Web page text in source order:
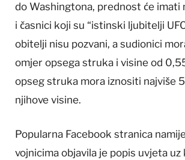
do Washingtona, prednost će imati
i časnici koji su “istinski ljubitelji
obitelji nisu pozvani, a sudionici
omjer opsega struka i visine od
opseg struka mora iznositi najviše
njihove visine.
Popularna Facebook stranica
vojnicima objavila je popis uvjeta